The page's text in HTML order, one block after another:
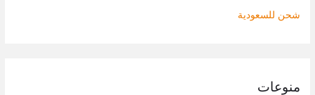
شحن للسعودية
منوعات